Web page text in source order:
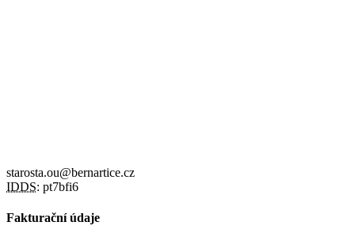
starosta.ou@bernartice.cz
IDDS: pt7bfi6
Fakturační údaje